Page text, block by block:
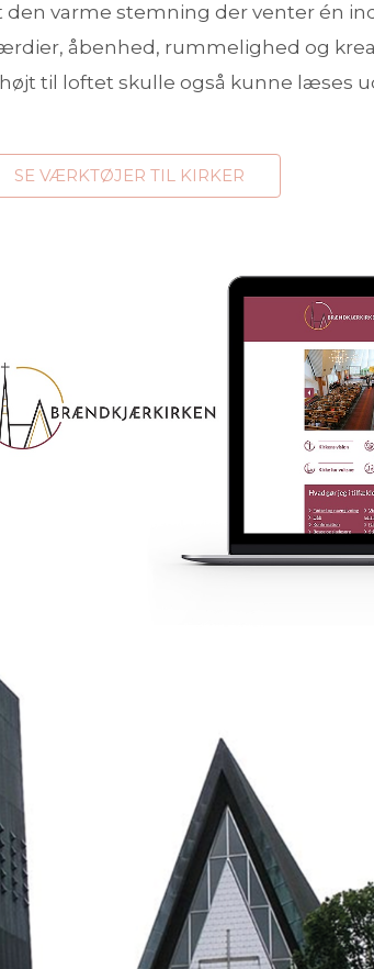
varme stemning der venter én
åbenhed, rummelighed og
til loftet skulle også kunne læses
SE VÆRKTØJER TIL KIRKER